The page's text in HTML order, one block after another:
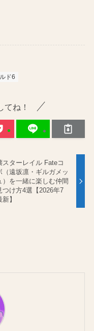
ド6
てね！
スターレイル Fateコ
（遠坂凛・ギルガメッ
）を一緒に楽しむ仲間
つけ方4選【2026年7
】